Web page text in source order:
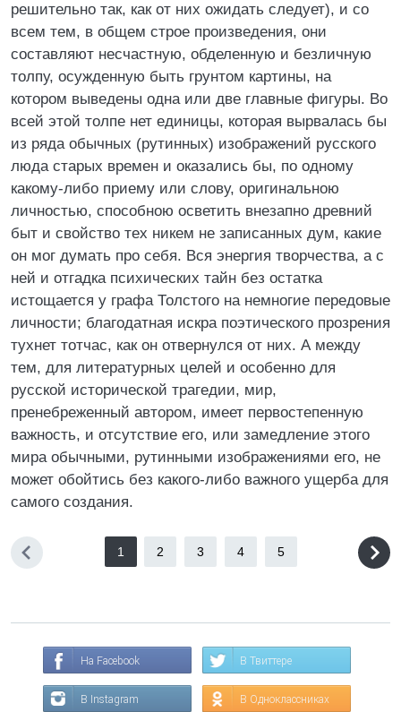
решительно так, как от них ожидать следует), и со
всем тем, в общем строе произведения, они
составляют несчастную, обделенную и безличную
толпу, осужденную быть грунтом картины, на
котором выведены одна или две главные фигуры. Во
всей этой толпе нет единицы, которая вырвалась бы
из ряда обычных (рутинных) изображений русского
люда старых времен и оказались бы, по одному
какому-либо приему или слову, оригинальною
личностью, способною осветить внезапно древний
быт и свойство тех никем не записанных дум, какие
он мог думать про себя. Вся энергия творчества, а с
ней и отгадка психических тайн без остатка
истощается у графа Толстого на немногие передовые
личности; благодатная искра поэтического прозрения
тухнет тотчас, как он отвернулся от них. А между
тем, для литературных целей и особенно для
русской исторической трагедии, мир,
пренебреженный автором, имеет первостепенную
важность, и отсутствие его, или замедление этого
мира обычными, рутинными изображениями его, не
может обойтись без какого-либо важного ущерба для
самого создания.
1 2 3 4 5
На Facebook В Твиттере
В Instagram В Одноклассниках